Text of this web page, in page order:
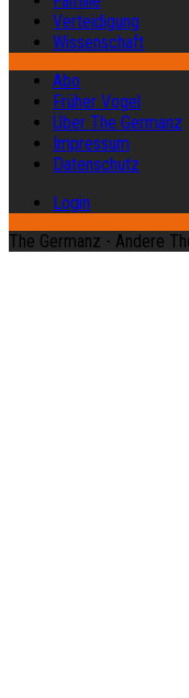
Verteidigung
Wissenschaft
Abo
Früher Vogel
Über The Germanz
Impressum
Datenschutz
Login
The Germanz - Andere